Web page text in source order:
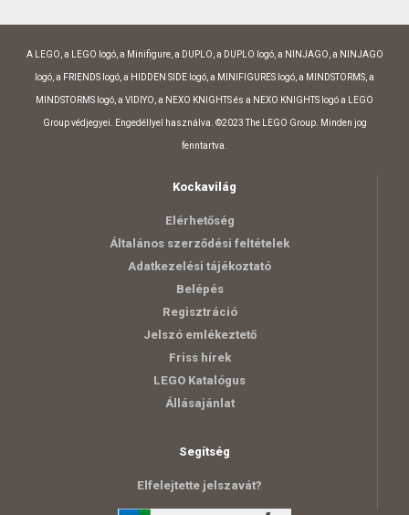
A LEGO, a LEGO logó, a Minifigure, a DUPLO, a DUPLO logó, a NINJAGO, a NINJAGO
logó, a FRIENDS logó, a HIDDEN SIDE logó, a MINIFIGURES logó, a MINDSTORMS, a
MINDSTORMS logó, a VIDIYO, a NEXO KNIGHTS és a NEXO KNIGHTS logó a LEGO
Group védjegyei. Engedéllyel használva. ©2023 The LEGO Group. Minden jog
fenntartva.
Kockavilág
Elérhetőség
Általános szerződési feltételek
Adatkezelési tájékoztató
Belépés
Regisztráció
Jelszó emlékeztető
Friss hírek
LEGO Katalógus
Állásajánlat
Segítség
Elfelejtette jelszavát?